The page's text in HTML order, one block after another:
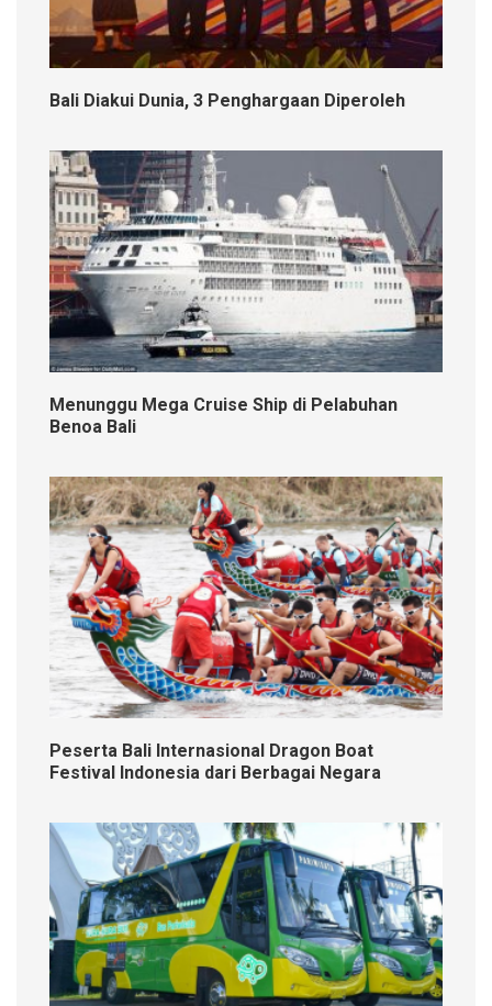
Bali Diakui Dunia, 3 Penghargaan Diperoleh
Menunggu Mega Cruise Ship di Pelabuhan
Benoa Bali
Peserta Bali Internasional Dragon Boat
Festival Indonesia dari Berbagai Negara